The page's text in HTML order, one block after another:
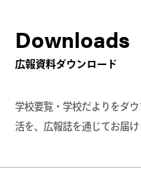
Downloads
広報資料ダウンロード
学校要覧・学校だよりをダ
活を、広報誌を通じてお届け